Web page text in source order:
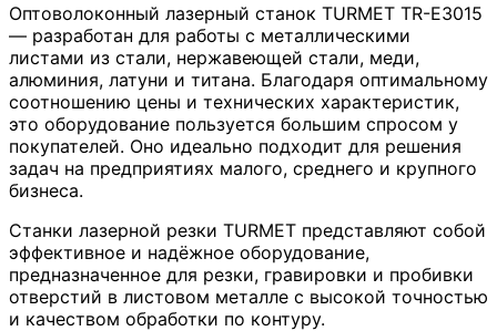
Оптоволоконный лазерный станок TURMET TR-E3015
— разработан для работы с металлическими
листами из стали, нержавеющей стали, меди,
алюминия, латуни и титана. Благодаря оптимальному
соотношению цены и технических характеристик,
это оборудование пользуется большим спросом у
покупателей. Оно идеально подходит для решения
задач на предприятиях малого, среднего и крупного
бизнеса.
Станки лазерной резки TURMET представляют собой
эффективное и надёжное оборудование,
предназначенное для резки, гравировки и пробивки
отверстий в листовом металле с высокой точностью
и качеством обработки по контуру.